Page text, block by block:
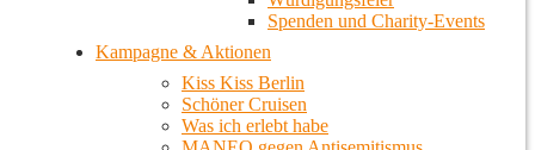
Spenden und Charity-Events
Kampagne & Aktionen
Kiss Kiss Berlin
Schöner Cruisen
Was ich erlebt habe